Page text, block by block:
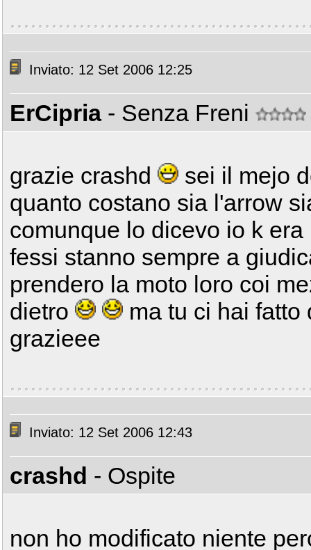
Inviato: 12 Set 2006 12:25
ErCipria - Senza Freni
grazie crashd
sei il mejo
quanto costano sia l'arrow
comunque lo dicevo io k
fessi stanno sempre a
prendero la moto loro coi
dietro
ma tu ci hai
grazieee
Inviato: 12 Set 2006 12:43
crashd - Ospite
non ho modificato niente